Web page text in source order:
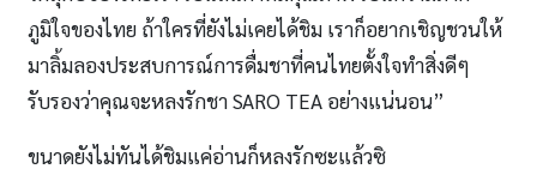
ภูมิใจของไทย ถ้าใครที่ยังไม่เคยได้ชิม เราก็อยากเชิญชวนให้
มาลิ้มลองประสบการณ์การดื่มชาที่คนไทยตั้งใจทำสิ่งดีๆ
รับรองว่าคุณจะหลงรักชา SARO TEA อย่างแน่นอน”
ขนาดยังไม่ทันได้ชิมแค่อ่านก็หลงรักซะแล้วซิ